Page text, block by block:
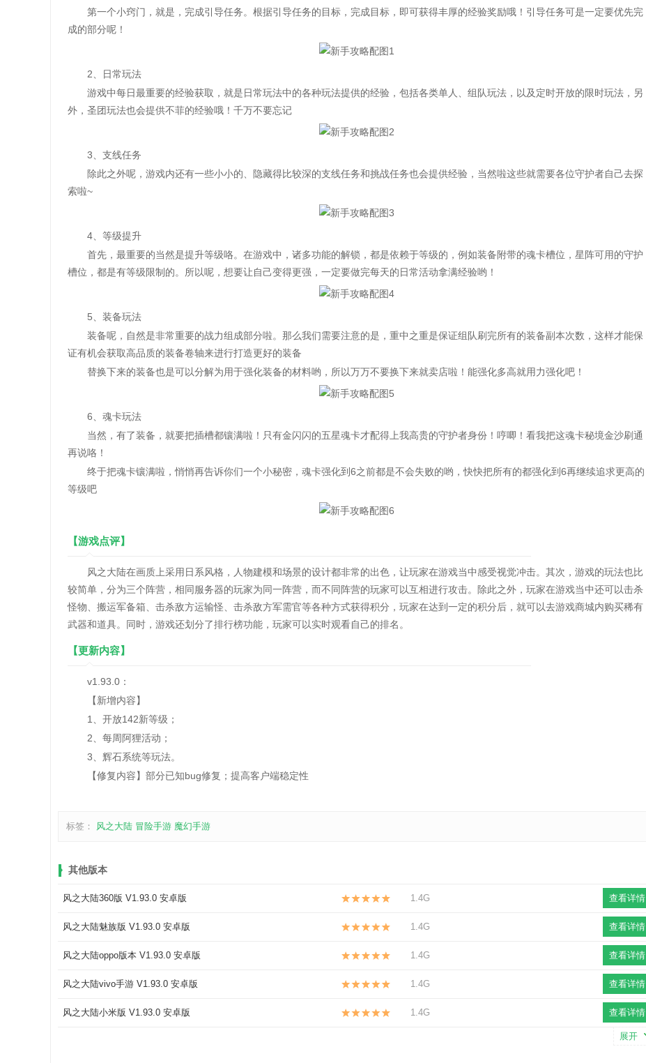
第一个小窍门，就是，完成引导任务。根据引导任务的目标，完成目标，即可获得丰厚的经验奖励哦！引导任务可是一定要优先完
成的部分呢！
2、日常玩法
游戏中每日最重要的经验获取，就是日常玩法中的各种玩法提供的经验，包括各类单人、组队玩法，以及定时开放的限时玩法，另
外，圣团玩法也会提供不菲的经验哦！千万不要忘记
3、支线任务
除此之外呢，游戏内还有一些小小的、隐藏得比较深的支线任务和挑战任务也会提供经验，当然啦这些就需要各位守护者自己去探
索啦~
4、等级提升
首先，最重要的当然是提升等级咯。在游戏中，诸多功能的解锁，都是依赖于等级的，例如装备附带的魂卡槽位，星阵可用的守护
槽位，都是有等级限制的。所以呢，想要让自己变得更强，一定要做完每天的日常活动拿满经验哟！
5、装备玩法
装备呢，自然是非常重要的战力组成部分啦。那么我们需要注意的是，重中之重是保证组队刷完所有的装备副本次数，这样才能保
证有机会获取高品质的装备卷轴来进行打造更好的装备
替换下来的装备也是可以分解为用于强化装备的材料哟，所以万万不要换下来就卖店啦！能强化多高就用力强化吧！
6、魂卡玩法
当然，有了装备，就要把插槽都镶满啦！只有金闪闪的五星魂卡才配得上我高贵的守护者身份！哼唧！看我把这魂卡秘境金沙刷通
再说咯！
终于把魂卡镶满啦，悄悄再告诉你们一个小秘密，魂卡强化到6之前都是不会失败的哟，快快把所有的都强化到6再继续追求更高的
等级吧
【游戏点评】
风之大陆在画质上采用日系风格，人物建模和场景的设计都非常的出色，让玩家在游戏当中感受视觉冲击。其次，游戏的玩法也比
较简单，分为三个阵营，相同服务器的玩家为同一阵营，而不同阵营的玩家可以互相进行攻击。除此之外，玩家在游戏当中还可以击杀
怪物、搬运军备箱、击杀敌方运输怪、击杀敌方军需官等各种方式获得积分，玩家在达到一定的积分后，就可以去游戏商城内购买稀有
武器和道具。同时，游戏还划分了排行榜功能，玩家可以实时观看自己的排名。
【更新内容】
v1.93.0：
【新增内容】
1、开放142新等级；
2、每周阿狸活动；
3、辉石系统等玩法。
【修复内容】部分已知bug修复；提高客户端稳定性
标签： 风之大陆 冒险手游 魔幻手游
其他版本
查看详情
风之大陆360版 V1.93.0 安卓版 1.4G
查看详情
风之大陆魅族版 V1.93.0 安卓版 1.4G
查看详情
风之大陆oppo版本 V1.93.0 安卓版 1.4G
查看详情
风之大陆vivo手游 V1.93.0 安卓版 1.4G
查看详情
风之大陆小米版 V1.93.0 安卓版 1.4G
展开